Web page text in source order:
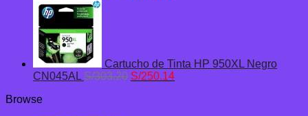
Cartucho de Tinta HP 950XL Negro
CN045AL S/303.20 El
S/250.14El
Browse